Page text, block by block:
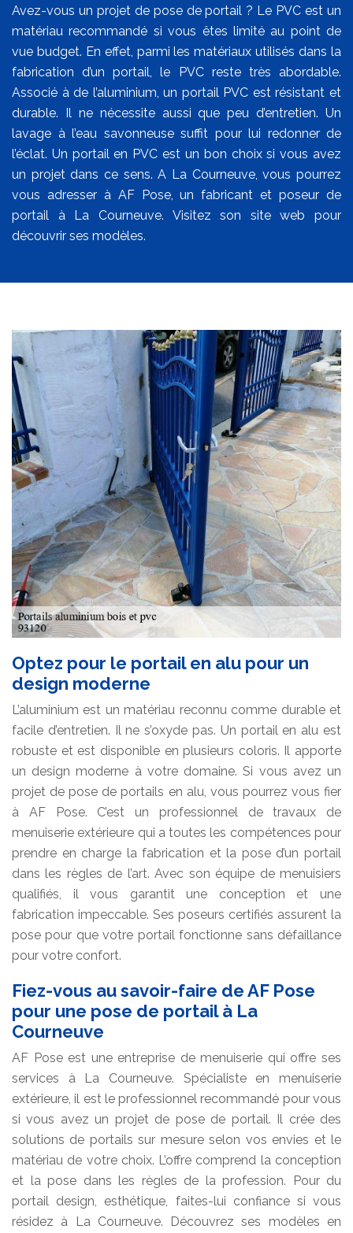
Avez-vous un projet de pose de portail ? Le PVC est un
matériau recommandé si vous êtes limité au point de
vue budget. En effet, parmi les matériaux utilisés dans la
fabrication d’un portail, le PVC reste très abordable.
Associé à de l’aluminium, un portail PVC est résistant et
durable. Il ne nécessite aussi que peu d’entretien. Un
lavage à l’eau savonneuse suffit pour lui redonner de
l’éclat. Un portail en PVC est un bon choix si vous avez
un projet dans ce sens. A La Courneuve, vous pourrez
vous adresser à AF Pose, un fabricant et poseur de
portail à La Courneuve. Visitez son site web pour
découvrir ses modèles.
Optez pour le portail en alu pour un
design moderne
L’aluminium est un matériau reconnu comme durable et
facile d’entretien. Il ne s’oxyde pas. Un portail en alu est
robuste et est disponible en plusieurs coloris. Il apporte
un design moderne à votre domaine. Si vous avez un
projet de pose de portails en alu, vous pourrez vous fier
à AF Pose. C’est un professionnel de travaux de
menuiserie extérieure qui a toutes les compétences pour
prendre en charge la fabrication et la pose d’un portail
dans les règles de l’art. Avec son équipe de menuisiers
qualifiés, il vous garantit une conception et une
fabrication impeccable. Ses poseurs certifiés assurent la
pose pour que votre portail fonctionne sans défaillance
pour votre confort.
Fiez-vous au savoir-faire de AF Pose
pour une pose de portail à La
Courneuve
AF Pose est une entreprise de menuiserie qui offre ses
services à La Courneuve. Spécialiste en menuiserie
extérieure, il est le professionnel recommandé pour vous
si vous avez un projet de pose de portail. Il crée des
solutions de portails sur mesure selon vos envies et le
matériau de votre choix. L’offre comprend la conception
et la pose dans les règles de la profession. Pour du
portail design, esthétique, faites-lui confiance si vous
résidez à La Courneuve. Découvrez ses modèles en